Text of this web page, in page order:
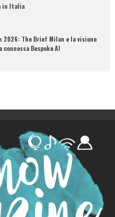
in Italia
2026: The Brief Milan e la visione
connessa Bespoke AI